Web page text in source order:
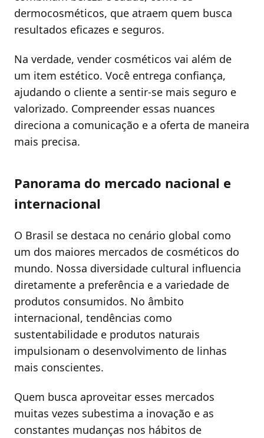
dermocosméticos, que atraem quem busca
resultados eficazes e seguros.
Na verdade, vender cosméticos vai além de
um item estético. Você entrega confiança,
ajudando o cliente a sentir-se mais seguro e
valorizado. Compreender essas nuances
direciona a comunicação e a oferta de maneira
mais precisa.
Panorama do mercado nacional e
internacional
O Brasil se destaca no cenário global como
um dos maiores mercados de cosméticos do
mundo. Nossa diversidade cultural influencia
diretamente a preferência e a variedade de
produtos consumidos. No âmbito
internacional, tendências como
sustentabilidade e produtos naturais
impulsionam o desenvolvimento de linhas
mais conscientes.
Quem busca aproveitar esses mercados
muitas vezes subestima a inovação e as
constantes mudanças nos hábitos de